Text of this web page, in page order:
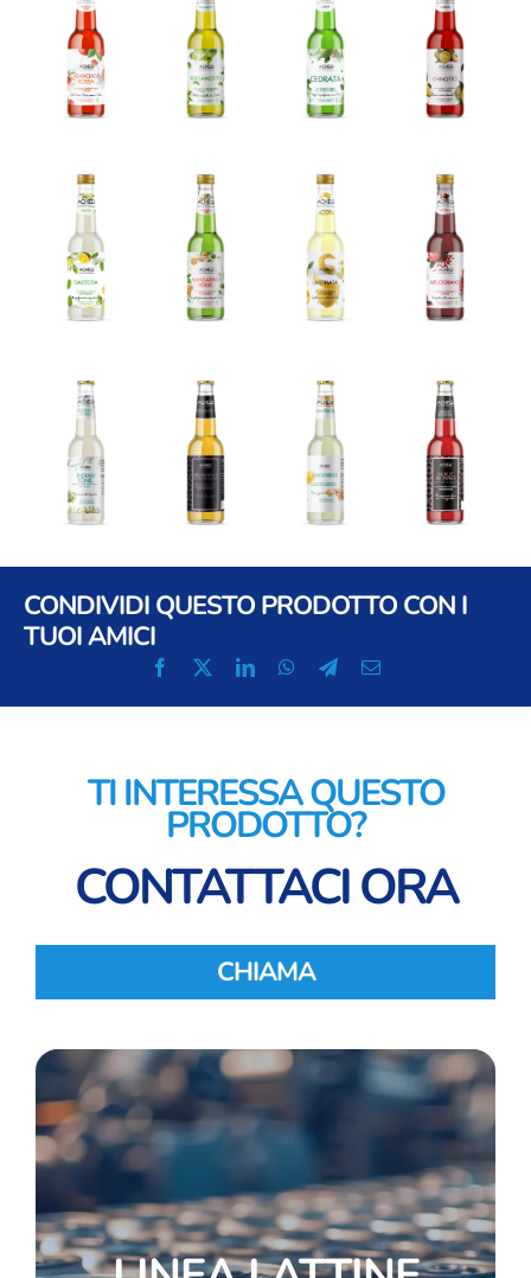
CONDIVIDI QUESTO PRODOTTO CON I
TUOI AMICI
TI INTERESSA QUESTO
PRODOTTO?
CONTATTACI ORA
CHIAMA